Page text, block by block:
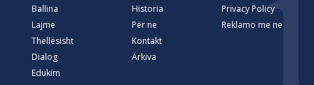
Ballina
Lajme
Thellësisht
Dialog
Edukim
Historia
Për ne
Kontakt
Arkiva
Privacy Policy
Reklamo me ne